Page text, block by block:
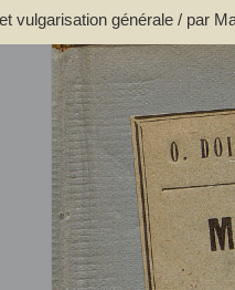
vulgarisation générale / par